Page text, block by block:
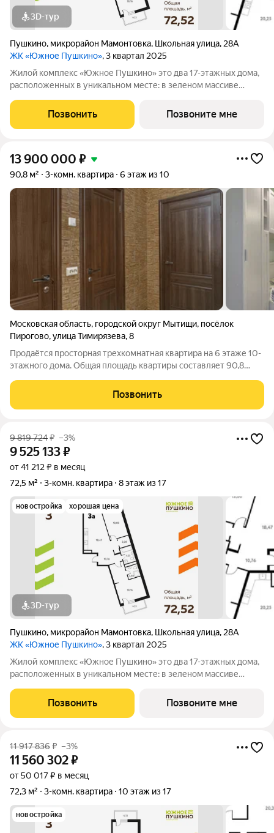
3D-тур
Пушкино, микрорайон Мамонтовка, Школьная улица, 28А
ЖК «Южное Пушкино», 3 квартал 2025
Жилой комплекс «Южное Пушкино» это два 17-этажных дома,
расположенных в уникальном месте: в зеленом массиве
Главная особенность сочетание уединённости и развитой
инфраструктуры. «Южное Пушкино»
Позвонить Позвоните мне
13 900 000 ₽
90,8 м² 3-комн. квартира 6 этаж из 10
Московская область, городской округ Мытищи, посёлок
Пирогово,улица Тимирязева,8
Продаётся просторная трехкомнатная квартира на 6 этаже 10-
этажного дома. Общая площадь квартиры составляет 90,8
метров. Для тех, кому важен комфорт и удобство, это
идеальный вариант. Квартира
Позвонить
9 819 724₽ –3%
9 525 133₽
от 41 212 ₽ в месяц
72,5 м²
3-комн. квартира 8 этаж из 17
новостройка хорошая цена
3D-тур
Пушкино, микрорайон Мамонтовка, Школьная улица, 28А
ЖК «Южное Пушкино», 3 квартал 2025
Жилой комплекс «Южное Пушкино» это два 17-этажных дома,
расположенных в уникальном месте: в зеленом массиве
Главная особенность сочетание уединённости и развитой
инфраструктуры. «Южное Пушкино»
Позвонить Позвоните мне
11 917 836₽ –3%
11 560 302₽
от 50 017 ₽ в месяц
72,3 м²
3-комн. квартира 10 этаж из 17
новостройка